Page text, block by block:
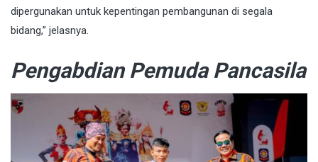
dipergunakan untuk kepentingan pembangunan di segala
bidang,” jelasnya.
Pengabdian Pemuda Pancasila